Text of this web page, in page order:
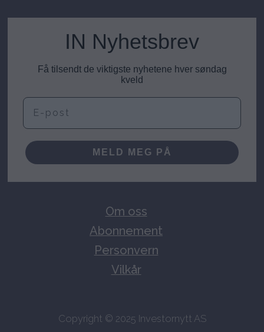
IN Nyhetsbrev
Få tilsendt de viktigste nyhetene hver søndag
kveld
E-post
MELD MEG PÅ
Om oss
Abonnement
Personvern
Vilkår
Copyright © 2025 Investornytt AS